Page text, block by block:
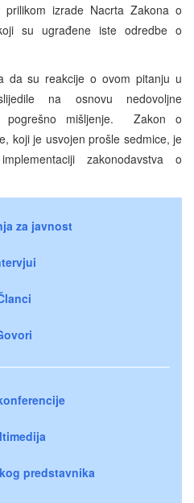
izrade Nacrta Zakona o
su ugrađene iste odredbe o
da su reakcije o ovom pitanju u
na osnovu nedovoljne
pogrešno mišljenje. Zakon o
koji je usvojen prošle sedmice, je
zakonodavstva o
za javnost
predstavnika